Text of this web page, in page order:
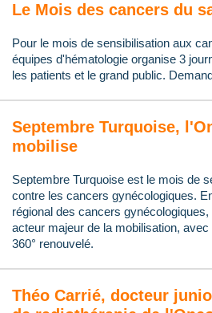
Le Mois des cancers du
Pour le mois de sensibilisation aux
équipes d'hématologie organise 3
les patients et le grand public.
Septembre Turquoise,
mobilise
Septembre Turquoise est le mois de
contre les cancers gynécologiques.
régional des cancers gynécologiques,
acteur majeur de la mobilisation,
360° renouvelé.
Théo Carrié, docteur